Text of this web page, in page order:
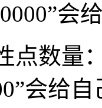
会
点数量
会给